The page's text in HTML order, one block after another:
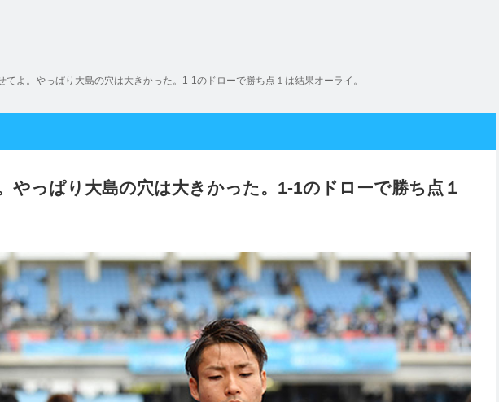
てよ。やっぱり大島の穴は大きかった。1-1のドローで勝ち点１は結果オーライ。
やっぱり大島の穴は大きかった。1-1のドローで勝ち点１